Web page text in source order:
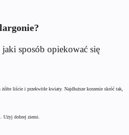
sposób opiekować się
liście i przekwitłe kwiaty. Najdłuższe korzenie skróć tak,
Użyj dobrej ziemi.